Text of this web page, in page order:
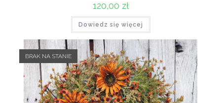
120,00 zł
Dowiedz się więcej
BRAK NA STANIE